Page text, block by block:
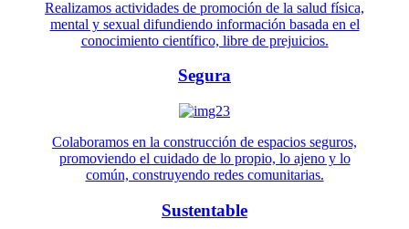
Realizamos actividades de promoción de la salud física,
mental y sexual difundiendo información basada en el
conocimiento científico, libre de prejuicios.
Segura
Colaboramos en la construcción de espacios seguros,
promoviendo el cuidado de lo propio, lo ajeno y lo
común, construyendo redes comunitarias.
Sustentable